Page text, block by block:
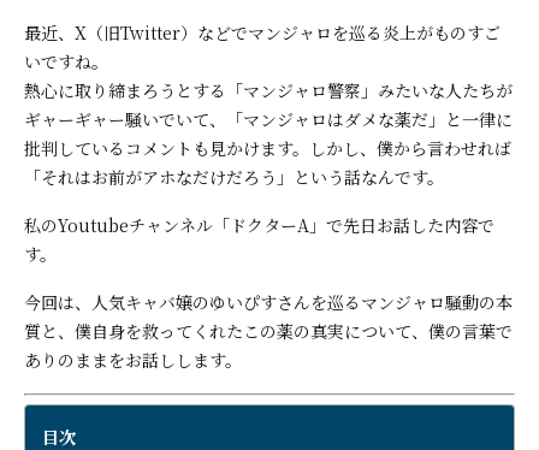
最近、X（旧Twitter）などでマンジャロを巡る炎上がものすご
いですね。
熱心に取り締まろうとする「マンジャロ警察」みたいな人たちが
ギャーギャー騒いでいて、「マンジャロはダメな薬だ」と一律に
批判しているコメントも見かけます。しかし、僕から言わせれば
「それはお前がアホなだけだろう」という話なんです。
私のYoutubeチャンネル「ドクターA」で先日お話した内容で
す。
今回は、人気キャバ嬢のゆいぴすさんを巡るマンジャロ騒動の本
質と、僕自身を救ってくれたこの薬の真実について、僕の言葉で
ありのままをお話しします。
目次